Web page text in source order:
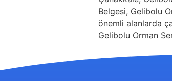
Belgesi, Gelibolu
önemli alanlarda
Gelibolu Orman